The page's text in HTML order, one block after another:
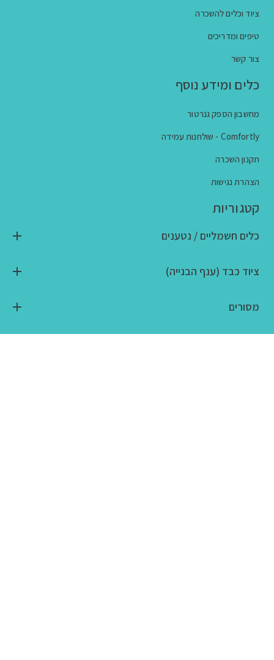
ציוד וכלים להשכרה
טיפים ומדריכים
צור קשר
כלים ומידע נוסף
מחשבון הספק גנרטור
Comfortly - שולחנות עמידה
תקנון השכרה
הצהרת נגישות
קטגוריות
כלים חשמליים / נטענים
ציוד כבד (ענף הבנייה)
מסורים